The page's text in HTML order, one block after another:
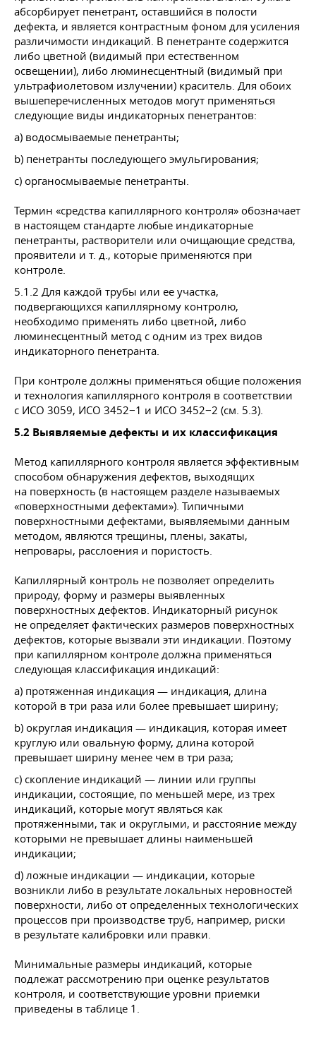
абсорбирует пенетрант, оставшийся в полости
дефекта, и является контрастным фоном для усиления
различимости индикаций. В пенетранте содержится
либо цветной (видимый при естественном
освещении), либо люминесцентный (видимый при
ультрафиолетовом излучении) краситель. Для обоих
вышеперечисленных методов могут применяться
следующие виды индикаторных пенетрантов:
a) водосмываемые пенетранты;
b) пенетранты последующего эмульгирования;
c) органосмываемые пенетранты.
Термин «средства капиллярного контроля» обозначает
в настоящем стандарте любые индикаторные
пенетранты, растворители или очищающие средства,
проявители и т. д., которые применяются при
контроле.
5.1.2 Для каждой трубы или ее участка,
подвергающихся капиллярному контролю,
необходимо применять либо цветной, либо
люминесцентный метод с одним из трех видов
индикаторного пенетранта.
При контроле должны применяться общие положения
и технология капиллярного контроля в соответствии
с ИСО 3059, ИСО 3452−1 и ИСО 3452−2 (см. 5.3).
5.2 Выявляемые дефекты и их классификация
Метод капиллярного контроля является эффективным
способом обнаружения дефектов, выходящих
на поверхность (в настоящем разделе называемых
«поверхностными дефектами»). Типичными
поверхностными дефектами, выявляемыми данным
методом, являются трещины, плены, закаты,
непровары, расслоения и пористость.
Капиллярный контроль не позволяет определить
природу, форму и размеры выявленных
поверхностных дефектов. Индикаторный рисунок
не определяет фактических размеров поверхностных
дефектов, которые вызвали эти индикации. Поэтому
при капиллярном контроле должна применяться
следующая классификация индикаций:
a) протяженная индикация — индикация, длина
которой в три раза или более превышает ширину;
b) округлая индикация — индикация, которая имеет
круглую или овальную форму, длина которой
превышает ширину менее чем в три раза;
c) скопление индикаций — линии или группы
индикации, состоящие, по меньшей мере, из трех
индикаций, которые могут являться как
протяженными, так и округлыми, и расстояние между
которыми не превышает длины наименьшей
индикации;
d) ложные индикации — индикации, которые
возникли либо в результате локальных неровностей
поверхности, либо от определенных технологических
процессов при производстве труб, например, риски
в результате калибровки или правки.
Минимальные размеры индикаций, которые
подлежат рассмотрению при оценке результатов
контроля, и соответствующие уровни приемки
приведены в таблице 1.